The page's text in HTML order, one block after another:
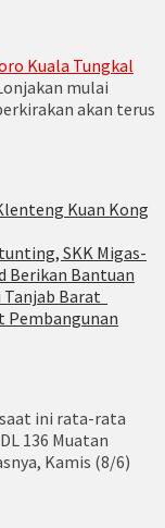
Kuala Tungkal
mulai
akan terus
Kuan Kong
SKK Migas-
Berikan Bantuan
Tanjab Barat
Pembangunan
ini rata-rata
136 Muatan
Kamis (8/6)